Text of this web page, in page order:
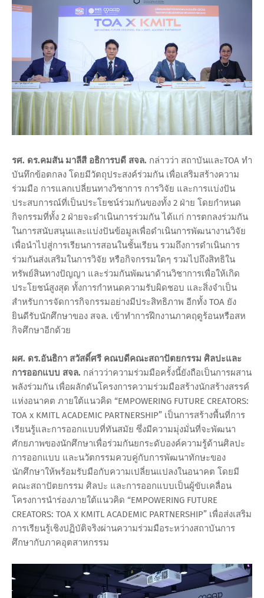
รศ. ดร.คมสัน มาลีสี อธิการบดี สจล. กล่าวว่า สถาบันและTOA ทำ
บันทึกข้อตกลง โดยมีวัตถุประสงค์ร่วมกัน เพื่อเสริมสร้างความ
ร่วมมือ การแลกเปลี่ยนทางวิชาการ การวิจัย และการแบ่งปัน
ประสบการณ์ที่เป็นประโยชน์ร่วมกันของทั้ง 2 ฝ่าย โดยกำหนด
กิจกรรมที่ทั้ง 2 ฝ่ายจะดำเนินการร่วมกัน ได้แก่ การตกลงร่วมกัน
ในการสนับสนุนและแบ่งปันข้อมูลเพื่อดำเนินการพัฒนางานวิจัย
เพื่อนำไปสู่การเรียนการสอนในชั้นเรียน รวมถึงการดำเนินการ
ร่วมกันส่งเสริมในการวิจัย หรือกิจกรรมใดๆ รวมไปถึงสิทธิใน
ทรัพย์สินทางปัญญา และร่วมกันพัฒนาด้านวิชาการเพื่อให้เกิด
ประโยชน์สูงสุด ทั้งการกำหนดความรับผิดชอบ และสิ่งจำเป็น
สำหรับการจัดการกิจกรรมอย่างมีประสิทธิภาพ อีกทั้ง TOA ยัง
ยินดีรับนักศึกษาของ สจล. เข้าทำการฝึกงานภาคฤดูร้อนหรือสห
กิจศึกษาอีกด้วย
ผศ. ดร.อันธิกา สวัสดิ์ศรี คณบดีคณะสถาปัตยกรรม ศิลปะและ
การออกแบบ สจล. กล่าวว่าความร่วมมือครั้งนี้ยังถือเป็นการผสาน
พลังร่วมกัน เพื่อผลักดันโครงการความร่วมมือสร้างนักสร้างสรรค์
แห่งอนาคต ภายใต้แนวคิด “EMPOWERING FUTURE CREATORS:
TOA x KMITL ACADEMIC PARTNERSHIP” เป็นการสร้างพื้นที่การ
เรียนรู้และการออกแบบที่ทันสมัย ซึ่งมีความมุ่งมั่นที่จะพัฒนา
ศักยภาพของนักศึกษาเพื่อร่วมกันยกระดับองค์ความรู้ด้านศิลปะ
การออกแบบ และนวัตกรรมควบคู่กับการพัฒนาทักษะของ
นักศึกษาให้พร้อมรับมือกับความเปลี่ยนแปลงในอนาคต โดยมี
คณะสถาปัตยกรรม ศิลปะ และการออกแบบเป็นผู้ขับเคลื่อน
โครงการนำร่องภายใต้แนวคิด “EMPOWERING FUTURE
CREATORS: TOA X KMITL ACADEMIC PARTNERSHIP” เพื่อส่งเสริม
การเรียนรู้เชิงปฏิบัติจริงผ่านความร่วมมือระหว่างสถาบันการ
ศึกษากับภาคอุตสาหกรรม